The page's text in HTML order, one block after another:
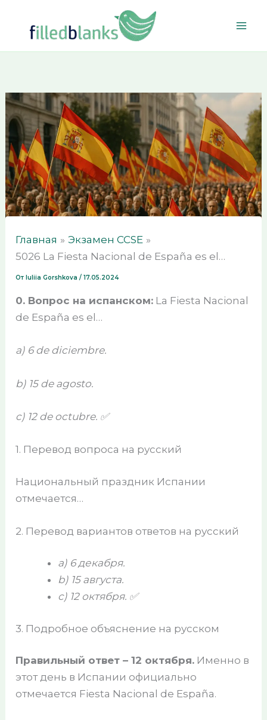
содержимому
Главная
Экзамен CCSE
5026 La Fiesta Nacional de España es el…
От Iuliia Gorshkova/17.05.2024
0. Вопрос на испанском: La Fiesta Nacional
de España es el…
a) 6 de diciembre.
b) 15 de agosto.
c) 12 de octubre. ✅
1. Перевод вопроса на русский
Национальный праздник Испании
отмечается…
2. Перевод вариантов ответов на русский
a) 6 декабря.
b) 15 августа.
c) 12 октября. ✅
3. Подробное объяснение на русском
Правильный ответ – 12 октября. Именно в
этот день в Испании официально
отмечается Fiesta Nacional de España.